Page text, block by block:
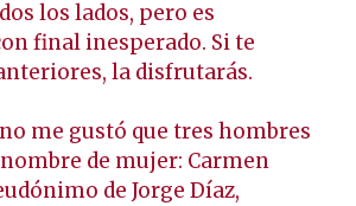
los lados, pero es
final inesperado. Si te
la disfrutarás.
me gustó que tres hombres
de mujer: Carmen
de Jorge Díaz,